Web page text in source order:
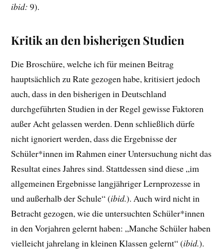
ibid:9).
Kritik an den bisherigen Studien
Die Broschüre, welche ich für meinen Beitrag
hauptsächlich zu Rate gezogen habe, kritisiert jedoch
auch, dass in den bisherigen in Deutschland
durchgeführten Studien in der Regel gewisse Faktoren
außer Acht gelassen werden. Denn schließlich dürfe
nicht ignoriert werden, dass die Ergebnisse der
Schüler*innen im Rahmen einer Untersuchung nicht das
Resultat eines Jahres sind. Stattdessen sind diese „im
allgemeinen Ergebnisse langjähriger Lernprozesse in
und außerhalb der Schule“ (ibid.). Auch wird nicht in
Betracht gezogen, wie die untersuchten Schüler*innen
in den Vorjahren gelernt haben: „Manche Schüler haben
vielleicht jahrelang in kleinen Klassen gelernt“ (ibid.).